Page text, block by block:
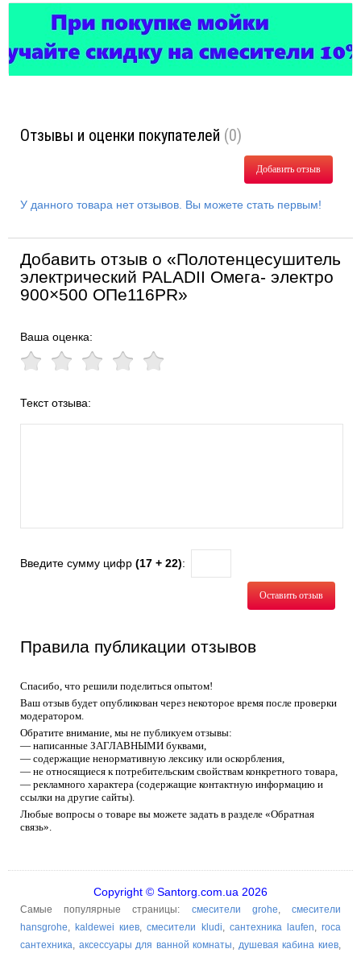
Отзывы и оценки покупателей (0)
Добавить отзыв
У данного товара нет отзывов. Вы можете стать первым!
Добавить отзыв о «Полотенцесушитель
электрический PALADII Омега- электро
900×500 ОПе116РR»
Ваша оценка:
Текст отзыва:
Введите сумму цифр (17 + 22):
Оставить отзыв
Правила публикации отзывов
Спасибо, что решили поделиться опытом!
Ваш отзыв будет опубликован через некоторое время после проверки
модератором.
Обратите внимание, мы не публикуем отзывы:
— написанные ЗАГЛАВНЫМИ буквами,
— содержащие ненормативную лексику или оскорбления,
— не относящиеся к потребительским свойствам конкретного товара,
— рекламного характера (содержащие контактную информацию и
ссылки на другие сайты).
Любые вопросы о товаре вы можете задать в разделе «Обратная
связь».
Copyright © Santorg.com.ua 2026
Самые популярные страницы: смесители grohe,смесители
hansgrohe, kaldewei киев,смесители kludi, сантехника laufen,roca
сантехника, аксессуары для ванной комнаты, душевая кабина киев,